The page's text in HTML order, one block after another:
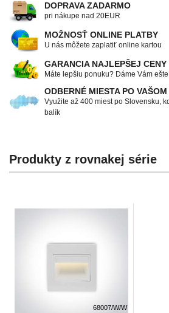
DOPRAVA ZADARMO
pri nákupe nad 20EUR
MOŽNOSŤ ONLINE PLATBY
U nás môžete zaplatiť online kartou
GARANCIA NAJLEPŠEJ CENY
Máte lepšiu ponuku? Dáme Vám
ODBERNÉ MIESTA PO
Využite až 400 miest po Slovensku,
balík
Produkty z rovnakej série
68007/W/W